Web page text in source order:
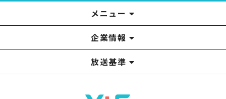
メニュー
YTSニュース
番組
アナウンサー
プレゼント
イベント
みるるん星人
YTS見学ツアー
番組表
お問い合わせ
企業情報
企業情報
役員構成
YTS山形テレビ SDGs 宣言
採用情報
山形テレビ人権方針
山形テレビ国民保護業務計画提出文
個人情報基本方針
情報セキュリティ基本方針
視聴データの取扱いについて
系列局一覧
中継局一覧
放送基準